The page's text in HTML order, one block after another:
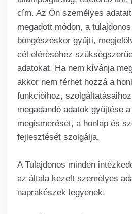
cím. Az Ön személyes
megadott módon, a
böngészéskor gyűjti,
cél eléréséhez
adatokat. Ha nem kívánja
akkor nem férhet hozzá a
funkcióihoz,
megadandó adatok gyűjtése
megismerését, a honlap és
fejlesztését szolgálja.
A Tulajdonos minden
az általa kezelt személyes
naprakészek legyenek.